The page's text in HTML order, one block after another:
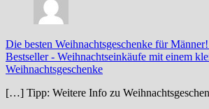
Die besten Weihnachtsgeschenke für
Bestseller- Weihnachtseinkäufe mit einem
Weihnachtsgeschenke
[…] Tipp: Weitere Info zu